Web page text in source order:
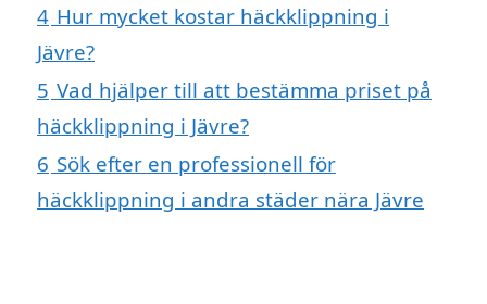
4 Hur mycket kostar häckklippning i
Jävre?
5 Vad hjälper till att bestämma priset på
häckklippning i Jävre?
6 Sök efter en professionell för
häckklippning i andra städer nära Jävre